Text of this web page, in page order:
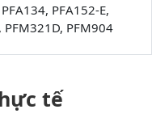
PFA152-E,
PFM321D, PFM904
tế